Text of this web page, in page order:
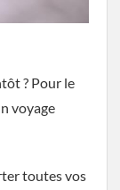
? Pour le
voyage
toutes vos